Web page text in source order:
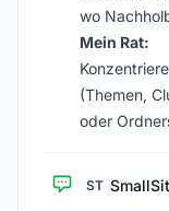
wo
Mein Rat:
(Themen,
oder
ST